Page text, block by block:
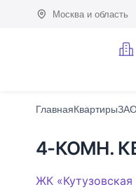
Москва и область
ГлавнаяКвартиры
4-КОМН.
ЖК «Кутузовская